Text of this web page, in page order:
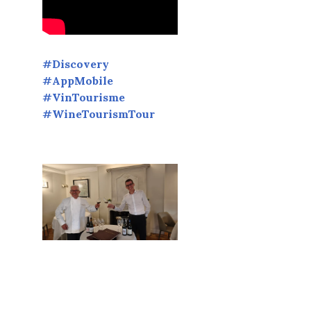
#Discovery
#AppMobile
#VinTourisme
#WineTourismTour